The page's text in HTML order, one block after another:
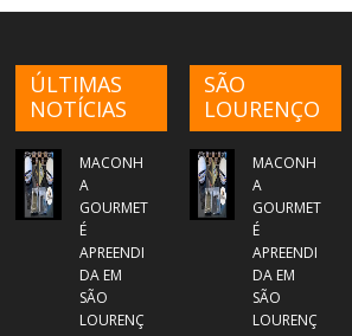
ÚLTIMAS
NOTÍCIAS
MACONH
A
GOURMET
É
APREENDI
DA EM
SÃO
LOURENÇ
SÃO
LOURENÇO
MACONH
A
GOURMET
É
APREENDI
DA EM
SÃO
LOURENÇ